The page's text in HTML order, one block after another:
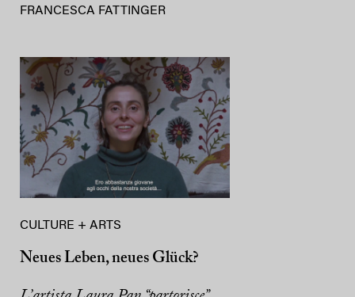
FRANCESCA FATTINGER
CULTURE + ARTS
Neues Leben, neues Glück?